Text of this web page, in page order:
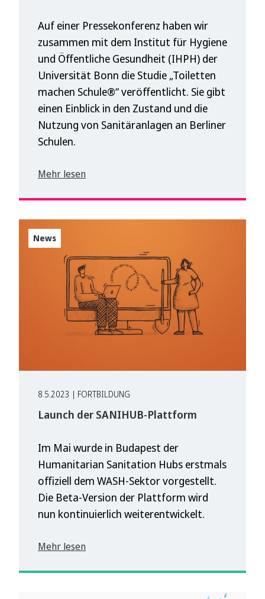
Auf einer Pressekonferenz haben wir
zusammen mit dem Institut für Hygiene
und Öffentliche Gesundheit (IHPH) der
Universität Bonn die Studie „Toiletten
machen Schule®“ veröffentlicht. Sie gibt
einen Einblick in den Zustand und die
Nutzung von Sanitäranlagen an Berliner
Schulen.
Mehr lesen
News
8.5.2023 | FORTBILDUNG
Launch der SANIHUB-Plattform
Im Mai wurde in Budapest der
Humanitarian Sanitation Hubs erstmals
offiziell dem WASH-Sektor vorgestellt.
Die Beta-Version der Plattform wird
nun kontinuierlich weiterentwickelt.
Mehr lesen